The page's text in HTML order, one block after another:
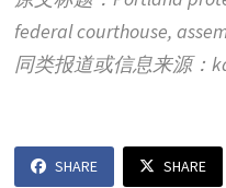
federal courthouse,
同类报道或信息来源：
SHARE SHARE